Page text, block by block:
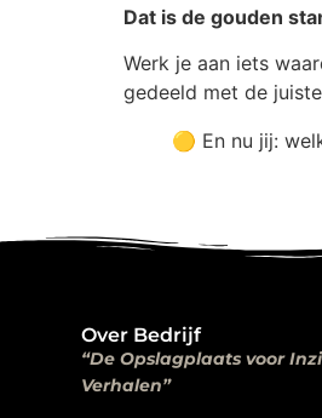
Dat is de gouden
Werk je aan iets
gedeeld met de
🟡 En nu jij:
Over Bedrijf
“De Opslagplaats voor
Verhalen”